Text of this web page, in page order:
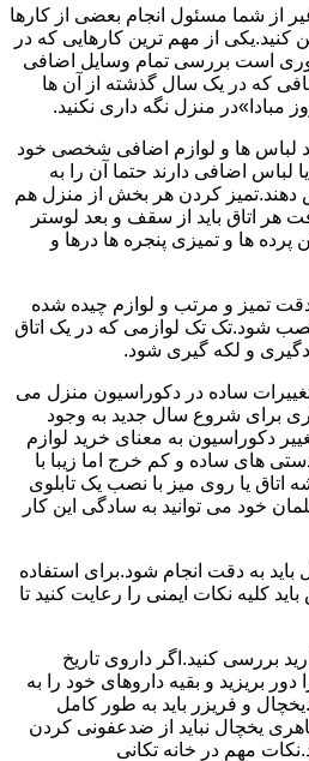
از شما مسئول انجام بعضی از کارها
کنید.یکی از مهم ترین کارهایی که در
است بررسی تمام وسایل اضافی
که در یک سال گذشته از آن ها
مبادا»در منزل نگه داری نکنید.
لباس ها و لوازم اضافی شخصی خود
لباس اضافی دارند حتما آن را به
دهند.تمیز کردن هر بخش از منزل هم
هر اتاق باید از سقف و بعد لوستر
ها و تمیزی پنجره ها درها و
دقت تمیز و مرتب و لوازم چیده شده
شود.تک تک لوازمی که در یک اتاق
و لکه گیری شود.
ساده در دکوراسیون منزل می
برای شروع سال جدید به وجود
دکوراسیون به معنای خرید لوازم
های ساده و کم خرج اما زیبا با
اتاق یا روی میز با نصب یک تابلوی
خود می توانید به سادگی این کار
به دقت انجام شود.برای استفاده
کلیه نکات ایمنی را رعایت کنید تا
بررسی کنید.اگر داروی تاریخ
بریزید و بقیه داروهای خود را به
و فریزر باید به طور کامل
یخچال نباید از ضدعفونی کردن
مهم در خانه تکانی